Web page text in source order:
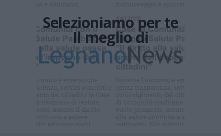
Selezioniamo per te
Il meglio di
Iscriviti alla